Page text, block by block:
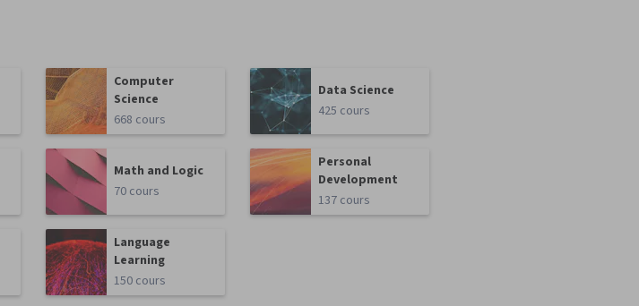
Computer
Science
668 cours
Data Science
425 cours
Math and Logic
70 cours
Personal
Development
137 cours
Language
Learning
150 cours